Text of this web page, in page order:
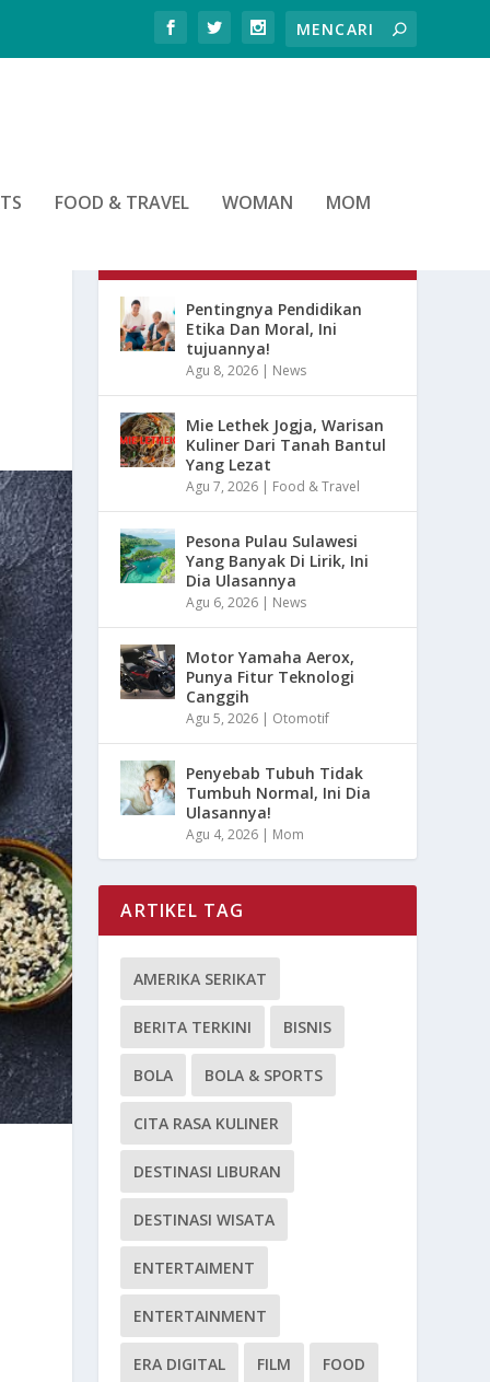
FOOD & TRAVEL WOMAN MOM
Pentingnya Pendidikan
Etika Dan Moral, Ini
tujuannya!
Agu 8, 2026 | News
Mie Lethek Jogja, Warisan
Kuliner Dari Tanah Bantul
Yang Lezat
Agu 7, 2026 | Food & Travel
Pesona Pulau Sulawesi
Yang Banyak Di Lirik, Ini
Dia Ulasannya
Agu 6, 2026 | News
Motor Yamaha Aerox,
Punya Fitur Teknologi
Canggih
Agu 5, 2026 | Otomotif
Penyebab Tubuh Tidak
Tumbuh Normal, Ini Dia
Ulasannya!
Agu 4, 2026 | Mom
ARTIKEL TAG
AMERIKA SERIKAT
BERITA TERKINI BISNIS
BOLA BOLA & SPORTS
CITA RASA KULINER
DESTINASI LIBURAN
DESTINASI WISATA
ENTERTAIMENT
ENTERTAINMENT
ERA DIGITAL FILM FOOD